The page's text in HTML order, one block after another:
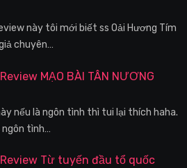
này tôi mới biết ss Oải Hương Tím
chuyên…
Review MẠO BÀI TÂN NƯƠNG
nếu là ngôn tình thì tui lại thích haha.
ngôn tình…
Review Từ tuyến đầu tổ quốc